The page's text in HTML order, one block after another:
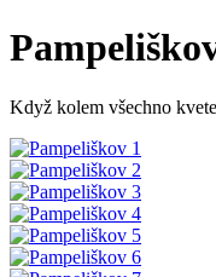
Když kolem všechno kvete